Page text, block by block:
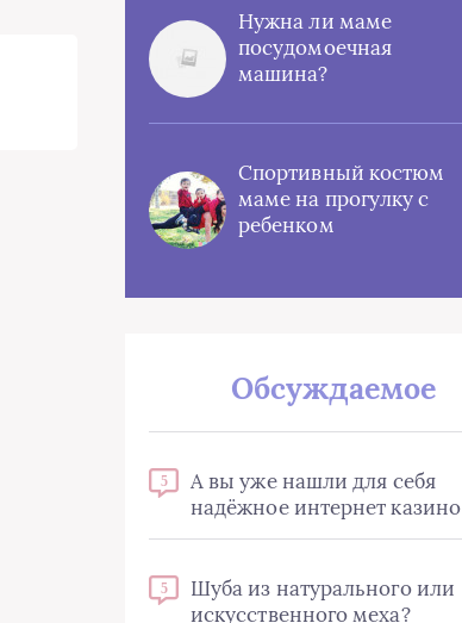
Нужна ли маме
посудомоечная
машина?
Спортивный костюм
маме на прогулку с
ребенком
Обсуждаемое
5
А вы уже нашли для себя
надёжное интернет казино
5
Шуба из натурального или
искусственного меха?